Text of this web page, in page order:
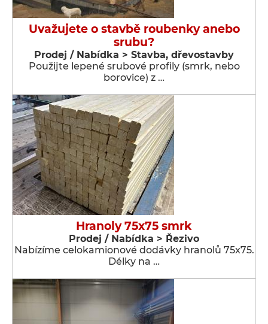
Uvažujete o stavbě roubenky anebo
srubu?
Prodej / Nabídka > Stavba, dřevostavby
Použijte lepené srubové profily (smrk, nebo
borovice) z …
Hranoly 75x75 smrk
Prodej / Nabídka > Řezivo
Nabízíme celokamionové dodávky hranolů 75x75.
Délky na …